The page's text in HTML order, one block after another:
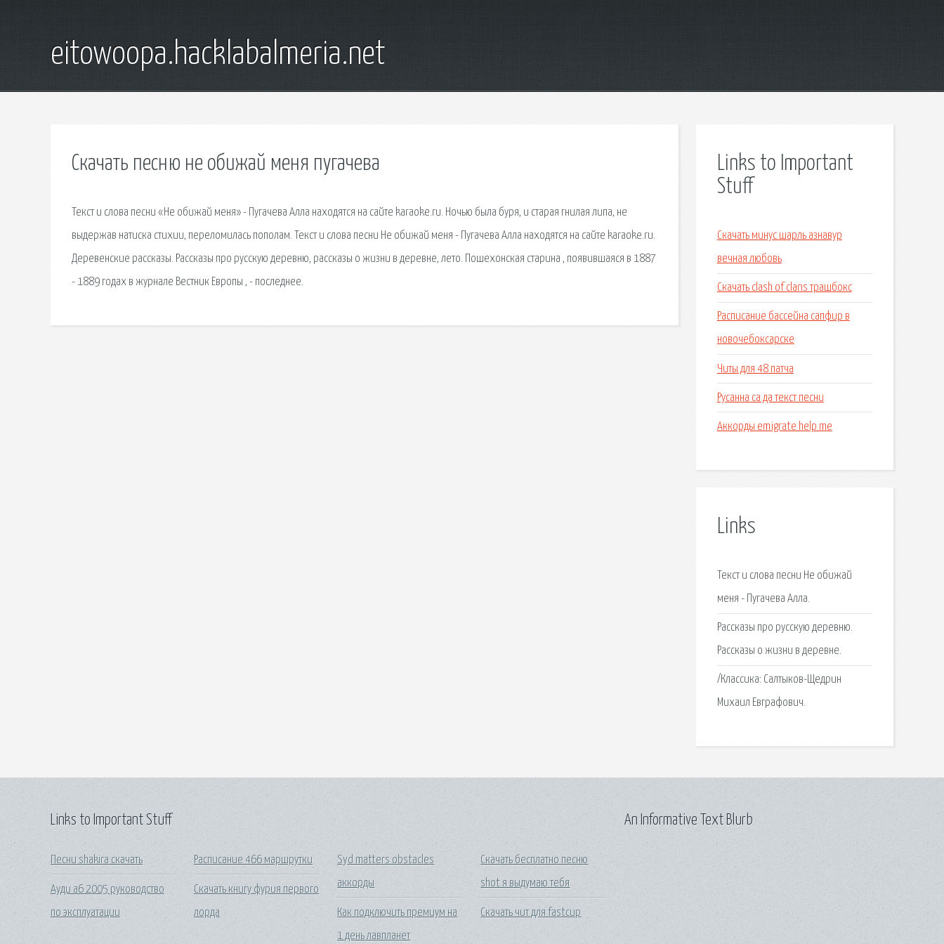
eitowoopa.hacklabalmeria.net
Скачать песню не обижай меня пугачева
Текст и слова песни «Не обижай меня» - Пугачева Алла находятся на сайте karaoke.ru. Ночью была буря, и старая гнилая липа, не
выдержав натиска стихии, переломилась пополам. Текст и слова песни Не обижай меня - Пугачева Алла находятся на сайте karaoke.ru.
Деревенские рассказы. Рассказы про русскую деревню, рассказы о жизни в деревне, лето. Пошехонская старина , появившаяся в 1887
- 1889 годах в журнале Вестник Европы , - последнее.
Links to Important
Stuff
Скачать минус шарль азнавур
вечная любовь
Скачать clash of clans трашбокс
Расписание бассейна сапфир в
новочебоксарске
Читы для 48 патча
Русанна са да текст песни
Аккорды emigrate help me
Links
Текст и слова песни Не обижай
меня - Пугачева Алла.
Рассказы про русскую деревню.
Рассказы о жизни в деревне.
/Классика: Салтыков-Щедрин
Михаил Евграфович.
Links to Important Stuff
Песни shakira скачать
Ауди а6 2005 руководство
по эксплуатации
Расписание 466 маршрутки
Скачать книгу фурия первого
лорда
Syd matters obstacles
аккорды
Как подключить премиум на
1 день лавпланет
Скачать бесплатно песню
shot я выдумаю тебя
Скачать чит для fastcup
An Informative Text Blurb